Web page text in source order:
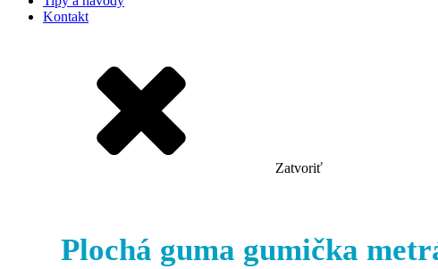
Kontakt
Zatvoriť
Plochá guma gumička